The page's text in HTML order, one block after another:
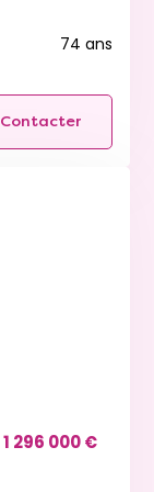
74 ans
Contacter
1 296 000 €